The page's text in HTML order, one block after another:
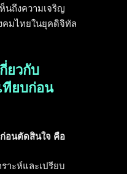
นถึงความเจริญ
มไทยในยุคดิจิทัล
ยวกับ
ทียบก่อน
อนตัดสินใจ คือ
าะห์และเปรียบ